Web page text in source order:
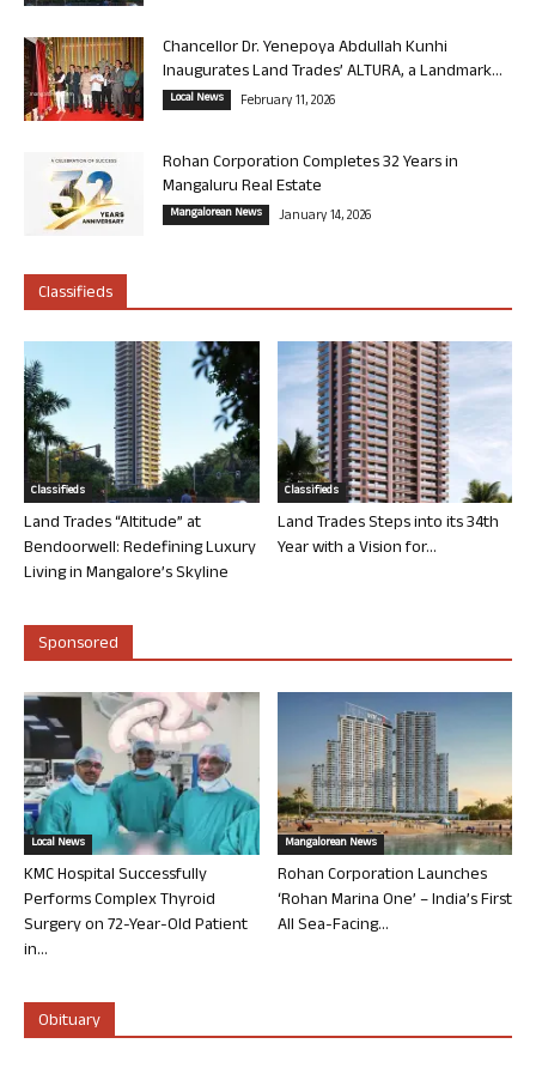
Chancellor Dr. Yenepoya Abdullah Kunhi
Inaugurates Land Trades’ ALTURA, a Landmark...
Local News February 11, 2026
Rohan Corporation Completes 32 Years in
Mangaluru Real Estate
Mangalorean News January 14, 2026
Classifieds
Classifieds
Land Trades “Altitude” at
Bendoorwell: Redefining Luxury
Living in Mangalore’s Skyline
Classifieds
Land Trades Steps into its 34th
Year with a Vision for...
Sponsored
Local News
KMC Hospital Successfully
Performs Complex Thyroid
Surgery on 72-Year-Old Patient
in...
Mangalorean News
Rohan Corporation Launches
‘Rohan Marina One’ – India’s First
All Sea-Facing...
Obituary